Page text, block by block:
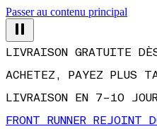
Passer au contenu principal
ACHETEZ, PAYEZ PLUS
LIVRAISON EN 7–10
FRONT RUNNER REJOINT
LIVRAISON GRATUITE